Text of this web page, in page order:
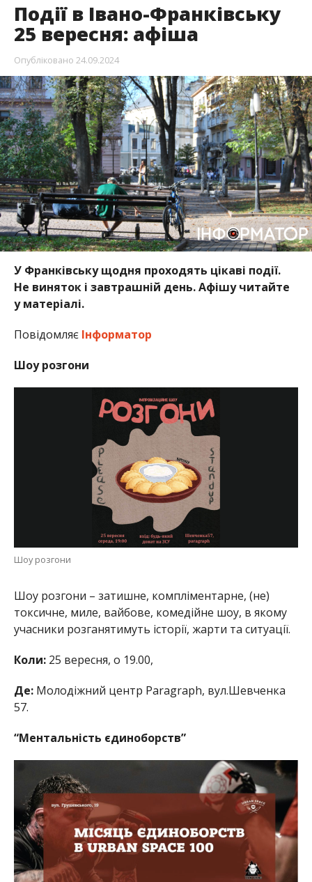
Події в Івано-Франківську
25 вересня: афіша
Опубліковано 24.09.2024
У Франківську щодня проходять цікаві події.
Не виняток і завтрашній день. Афішу читайте
у матеріалі.
Повідомляє Інформатор
Шоу розгони
Шоу розгони
Шоу розгони – затишне, компліментарне, (не)
токсичне, миле, вайбове, комедійне шоу, в якому
учасники розганятимуть історії, жарти та ситуації.
Коли:25 вересня, о 19.00,
Де: Молодіжний центр Paragraph, вул.Шевченка
57.
“Ментальність єдиноборств”